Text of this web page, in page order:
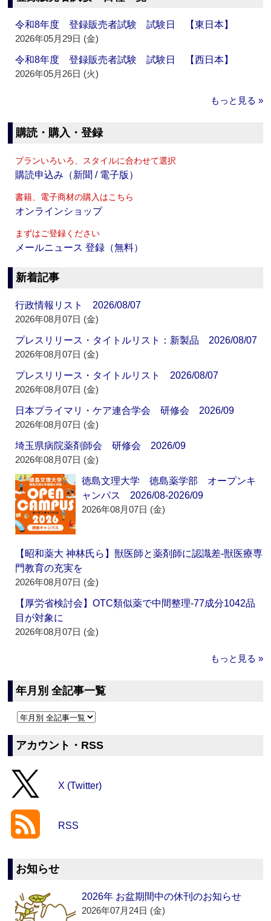
令和8年度 登録販売者試験 試験日 【東日本】
2026年05月29日 (金)
令和8年度 登録販売者試験 試験日 【西日本】
2026年05月26日 (火)
もっと見る »
購読・購入・登録
プランいろいろ、スタイルに合わせて選択
購読申込み（新聞 / 電子版）
書籍、電子商材の購入はこちら
オンラインショップ
まずはご登録ください
メールニュース 登録（無料）
新着記事
行政情報リスト 2026/08/07
2026年08月07日 (金)
プレスリリース・タイトルリスト：新製品 2026/08/07
2026年08月07日 (金)
プレスリリース・タイトルリスト 2026/08/07
2026年08月07日 (金)
日本プライマリ・ケア連合学会 研修会 2026/09
2026年08月07日 (金)
埼玉県病院薬剤師会 研修会 2026/09
2026年08月07日 (金)
徳島文理大学 徳島薬学部 オープンキ
ャンパス 2026/08-2026/09
2026年08月07日 (金)
【昭和薬大 神林氏ら】獣医師と薬剤師に認識差‐獣医療専
門教育の充実を
2026年08月07日 (金)
【厚労省検討会】OTC類似薬で中間整理‐77成分1042品
目が対象に
2026年08月07日 (金)
もっと見る »
年月別 全記事一覧
アカウント・RSS
X (Twitter)
RSS
お知らせ
2026年 お盆期間中の休刊のお知らせ
2026年07月24日 (金)